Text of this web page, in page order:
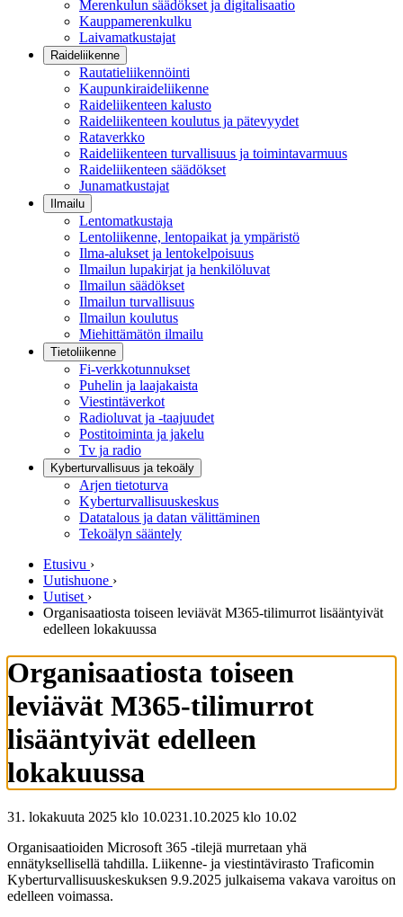
Merenkulun säädökset ja digitalisaatio
Kauppamerenkulku
Laivamatkustajat
Raideliikenne
Rautatieliikennöinti
Kaupunkiraideliikenne
Raideliikenteen kalusto
Raideliikenteen koulutus ja pätevyydet
Rataverkko
Raideliikenteen turvallisuus ja toimintavarmuus
Raideliikenteen säädökset
Junamatkustajat
Ilmailu
Lentomatkustaja
Lentoliikenne, lentopaikat ja ympäristö
Ilma-alukset ja lentokelpoisuus
Ilmailun lupakirjat ja henkilöluvat
Ilmailun säädökset
Ilmailun turvallisuus
Ilmailun koulutus
Miehittämätön ilmailu
Tietoliikenne
Fi-verkkotunnukset
Puhelin ja laajakaista
Viestintäverkot
Radioluvat ja -taajuudet
Postitoiminta ja jakelu
Tv ja radio
Kyberturvallisuus ja tekoäly
Arjen tietoturva
Kyberturvallisuuskeskus
Datatalous ja datan välittäminen
Tekoälyn sääntely
Etusivu ›
Uutishuone ›
Uutiset ›
Organisaatiosta toiseen leviävät M365-tilimurrot lisääntyivät
edelleen lokakuussa
Organisaatiosta toiseen
leviävät M365-tilimurrot
lisääntyivät edelleen
lokakuussa
31. lokakuuta 2025 klo 10.0231.10.2025 klo 10.02
Organisaatioiden Microsoft 365 -tilejä murretaan yhä
ennätyksellisellä tahdilla. Liikenne- ja viestintävirasto Traficomin
Kyberturvallisuuskeskuksen 9.9.2025 julkaisema vakava varoitus on
edelleen voimassa.